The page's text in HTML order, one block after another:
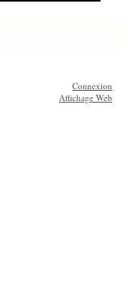
Connexion
Affichage Web